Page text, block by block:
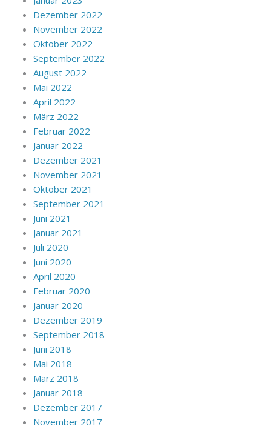
Dezember 2022
November 2022
Oktober 2022
September 2022
August 2022
Mai 2022
April 2022
März 2022
Februar 2022
Januar 2022
Dezember 2021
November 2021
Oktober 2021
September 2021
Juni 2021
Januar 2021
Juli 2020
Juni 2020
April 2020
Februar 2020
Januar 2020
Dezember 2019
September 2018
Juni 2018
Mai 2018
März 2018
Januar 2018
Dezember 2017
November 2017